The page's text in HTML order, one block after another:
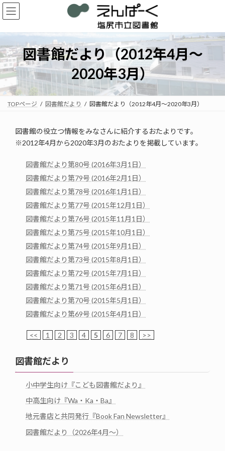
コ
ン
ン
ツ
へ
ス
キ
ッ
プ
ナ
ビ
ー
シ
ョ
ン
に
移
動
図書館だより（2012年4月～
2020年3月）
TOPページ 図書館だより 図書館だより（2012年4月～2020年3月）
図書館の役立つ情報をみなさんに紹介するおたよりです。
※2012年4月から2020年3月のおたよりを掲載しています。
図書館だより第80号 (2016年3月1日）
図書館だより第79号 (2016年2月1日）
図書館だより第78号 (2016年1月1日）
図書館だより第77号 (2015年12月1日）
図書館だより第76号 (2015年11月1日）
図書館だより第75号 (2015年10月1日）
図書館だより第74号 (2015年9月1日）
図書館だより第73号 (2015年8月1日）
図書館だより第72号 (2015年7月1日）
図書館だより第71号 (2015年6月1日）
図書館だより第70号 (2015年5月1日）
図書館だより第69号 (2015年4月1日）
<< 1 2 3 4 5 6 7 8 >>
図書館だより
小中学生向け『こども図書館だより』
中高生向け『Wa・Ka・Ba』
地元書店と共同発行『Book Fan Newsletter』
図書館だより（2026年4月～）